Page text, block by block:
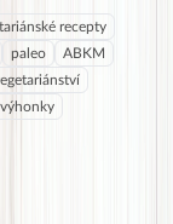
recepty
paleo
ABKM
výhonky